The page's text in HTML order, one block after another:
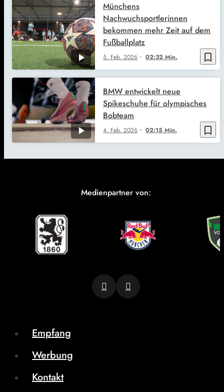
bookmark_border
5. Feb. 2026 02:32 Min.
Münchens
Nachwuchsportlerinnen
bekommen mehr Zeit auf dem
Fußballplatz
bookmark_border
4. Feb. 2026 02:15 Min.
BMW entwickelt neue
Spikeschuhe für olympisches
Bobteam
Medienpartner von:
Empfang
Werbung
Kontakt